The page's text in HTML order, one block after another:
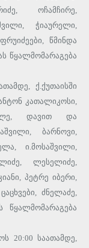
ოჩამჩირე,
ჭიაურელი,
წმინდა
წყალმომარაგება
ქ.ქუთაისში
კათალიკოსი,
დავით და
ბარნოვი,
ი.მოსაშვილი,
ლესელიძე,
პეტრე იბერი,
ძნელაძე,
წყალმომარაგება
20:00 საათამდე,